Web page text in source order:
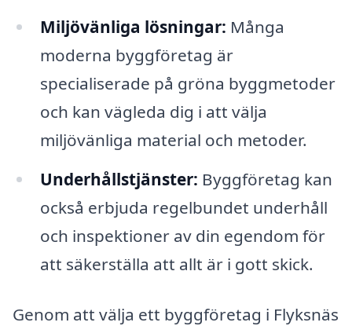
Miljövänliga lösningar: Många
moderna byggföretag är
specialiserade på gröna byggmetoder
och kan vägleda dig i att välja
miljövänliga material och metoder.
Underhållstjänster: Byggföretag kan
också erbjuda regelbundet underhåll
och inspektioner av din egendom för
att säkerställa att allt är i gott skick.
Genom att välja ett byggföretag i Flyksnäs